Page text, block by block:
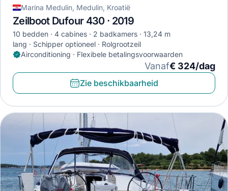
Marina Medulin, Medulin, Kroatië
Zeilboot Dufour 430 · 2019
10 bedden 4 cabines 2 badkamers
13,24 m
lang
Schipper optioneel
Rolgrootzeil
Airconditioning · Flexibele betalingsvoorwaarden
Vanaf€ 324/dag
Zie beschikbaarheid